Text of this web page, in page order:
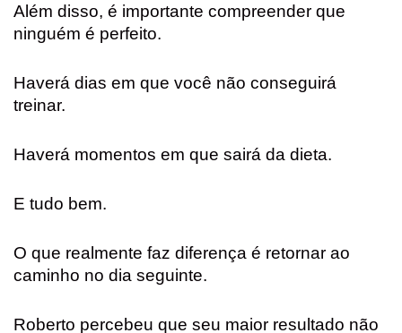
Além disso, é importante compreender que
ninguém é perfeito.
Haverá dias em que você não conseguirá
treinar.
Haverá momentos em que sairá da dieta.
E tudo bem.
O que realmente faz diferença é retornar ao
caminho no dia seguinte.
Roberto percebeu que seu maior resultado não